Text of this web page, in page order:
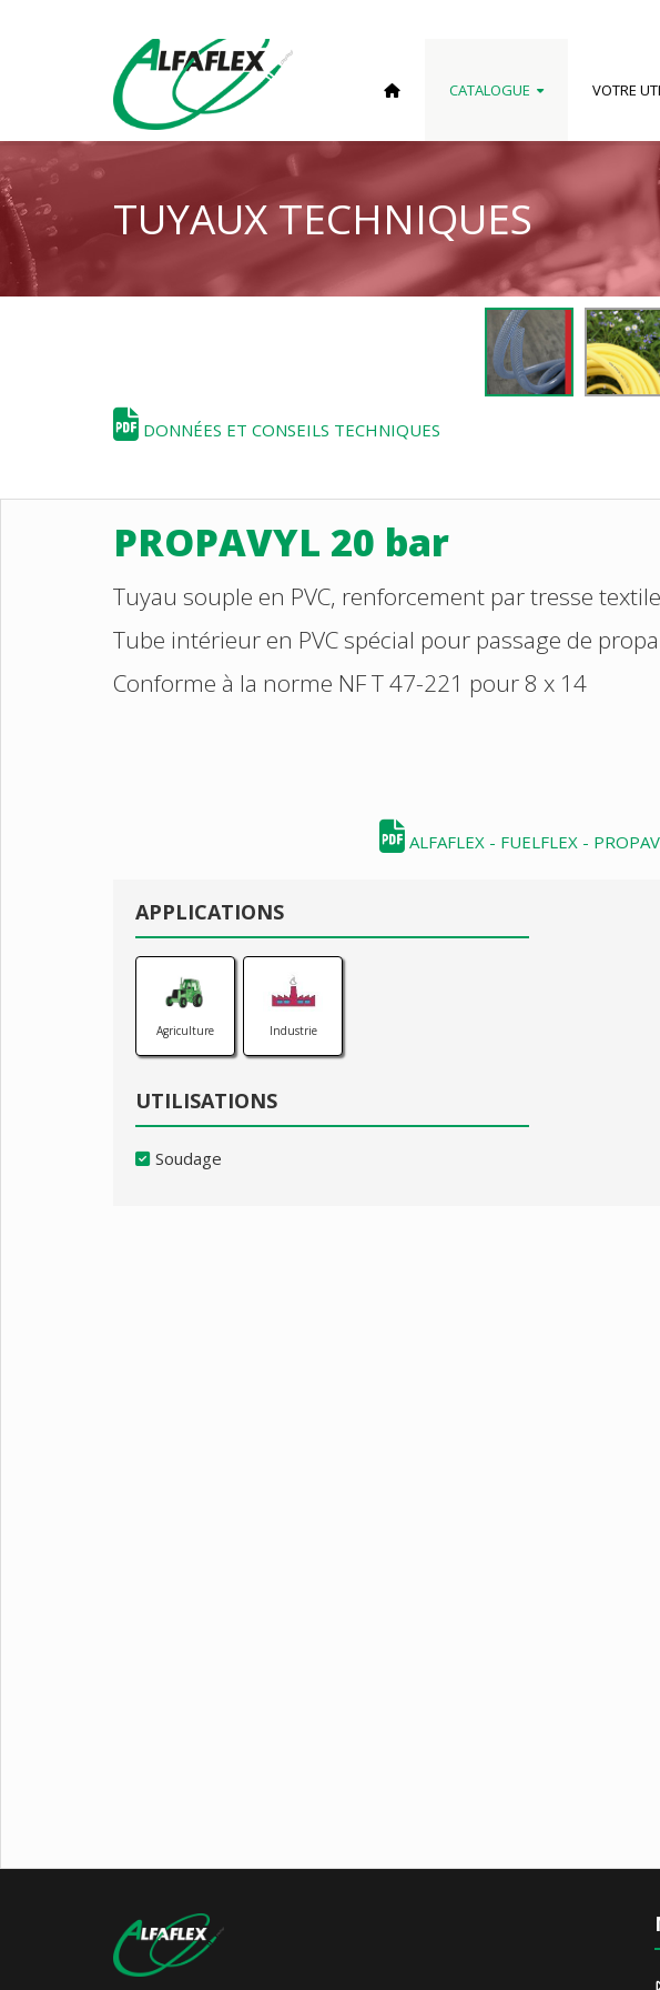
CATALOGUE VOTRE
TUYAUX TECHNIQUES
DONNÉES ET CONSEILS TECHNIQUES
PROPAVYL 20 bar
Tuyau souple en PVC, renforcement par tresse
Tube intérieur en PVC spécial pour passage de
Conforme à la norme NF T 47-221 pour 8 x 14
ALFAFLEX - FUELFLEX -
APPLICATIONS
Agriculture Industrie
UTILISATIONS
Soudage